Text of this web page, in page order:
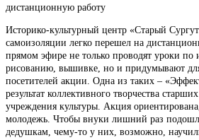
дистанционную работу
Историко-культурный центр «Старый
самоизоляции легко перешел на
прямом эфире не только проводят уроки по
рисованию, вышивке, но и придумывают
посетителей акции. Одна из таких –
результат коллективного творчества
учреждения культуры. Акция
молодежь. Чтобы внуки лишний раз
дедушкам, чему-то у них, возможно,